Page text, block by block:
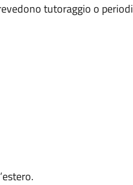
tutoraggio o periodi